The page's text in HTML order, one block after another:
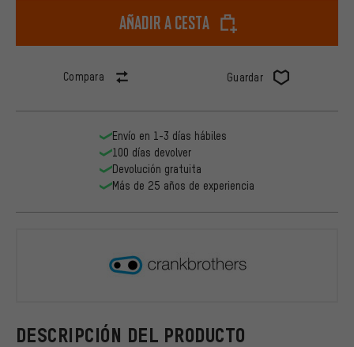
Añadir a cesta
Compara Guardar
DESCRIPCIÓN DEL PRODUCTO
Envío en 1-3 días hábiles
100 días devolver
Devolución gratuita
Más de 25 años de experiencia